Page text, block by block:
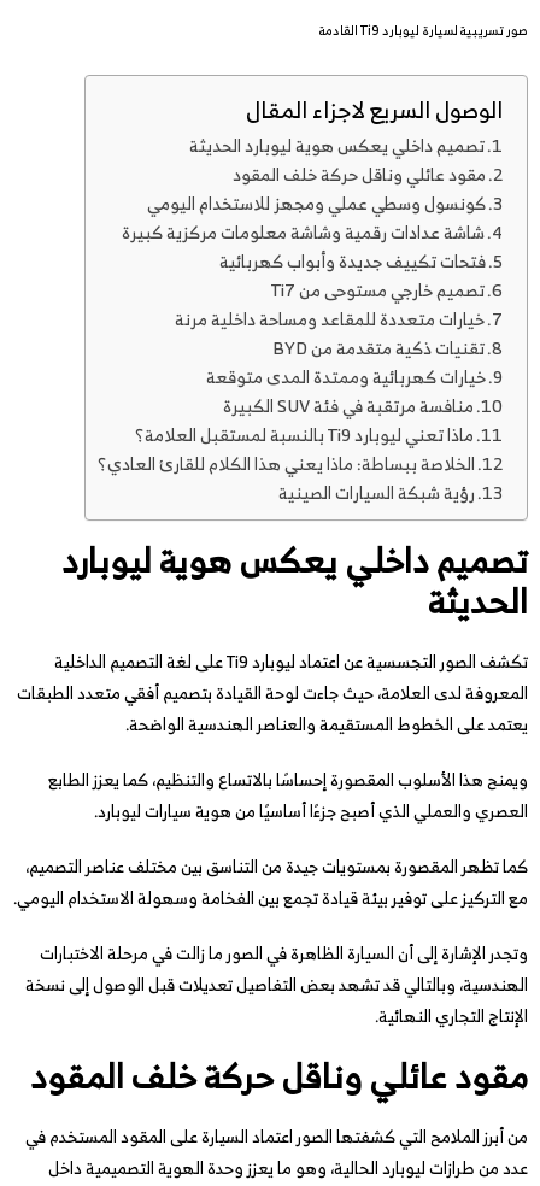
صور تسريبية لسيارة ليوبارد Ti9 القادمة
الوصول السريع لاجزاء المقال
تصميم داخلي يعكس هوية ليوبارد الحديثة
مقود عائلي وناقل حركة خلف المقود
كونسول وسطي عملي ومجهز للاستخدام اليومي
شاشة عدادات رقمية وشاشة معلومات مركزية كبيرة
فتحات تكييف جديدة وأبواب كهربائية
تصميم خارجي مستوحى من Ti7
خيارات متعددة للمقاعد ومساحة داخلية مرنة
تقنيات ذكية متقدمة من BYD
خيارات كهربائية وممتدة المدى متوقعة
منافسة مرتقبة في فئة SUV الكبيرة
ماذا تعني ليوبارد Ti9 بالنسبة لمستقبل العلامة؟
الخلاصة ببساطة: ماذا يعني هذا الكلام للقارئ العادي؟
رؤية شبكة السيارات الصينية
تصميم داخلي يعكس هوية ليوبارد
الحديثة
تكشف الصور التجسسية عن اعتماد ليوبارد Ti9 على لغة التصميم الداخلية
المعروفة لدى العلامة، حيث جاءت لوحة القيادة بتصميم أفقي متعدد الطبقات
يعتمد على الخطوط المستقيمة والعناصر الهندسية الواضحة.
ويمنح هذا الأسلوب المقصورة إحساسًا بالاتساع والتنظيم، كما يعزز الطابع
العصري والعملي الذي أصبح جزءًا أساسيًا من هوية سيارات ليوبارد.
كما تظهر المقصورة بمستويات جيدة من التناسق بين مختلف عناصر التصميم،
مع التركيز على توفير بيئة قيادة تجمع بين الفخامة وسهولة الاستخدام اليومي.
وتجدر الإشارة إلى أن السيارة الظاهرة في الصور ما زالت في مرحلة الاختبارات
الهندسية، وبالتالي قد تشهد بعض التفاصيل تعديلات قبل الوصول إلى نسخة
الإنتاج التجاري النهائية.
مقود عائلي وناقل حركة خلف المقود
من أبرز الملامح التي كشفتها الصور اعتماد السيارة على المقود المستخدم في
عدد من طرازات ليوبارد الحالية، وهو ما يعزز وحدة الهوية التصميمية داخل